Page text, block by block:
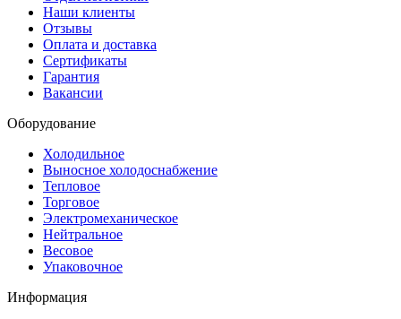
Наши клиенты
Отзывы
Оплата и доставка
Сертификаты
Гарантия
Вакансии
Оборудование
Холодильное
Выносное холодоснабжение
Тепловое
Торговое
Электромеханическое
Нейтральное
Весовое
Упаковочное
Информация